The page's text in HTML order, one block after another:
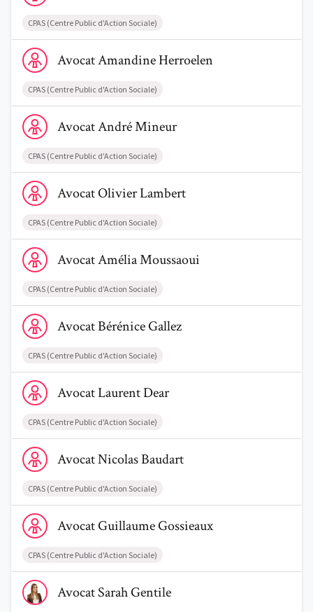
Trouve un avocat
Qui sommes-nous
CPAS (Centre Public d'Action Sociale)
Voir le profil de AvocatAmandine Herroelen
AvocatAmandineHerroelen
CPAS (Centre Public d'Action Sociale)
Voir le profil de AvocatAndré Mineur
AvocatAndréMineur
CPAS (Centre Public d'Action Sociale)
Voir le profil de AvocatOlivier Lambert
AvocatOlivierLambert
CPAS (Centre Public d'Action Sociale)
Voir le profil de AvocatAmélia Moussaoui
AvocatAméliaMoussaoui
CPAS (Centre Public d'Action Sociale)
Voir le profil de AvocatBérénice Gallez
AvocatBéréniceGallez
CPAS (Centre Public d'Action Sociale)
Voir le profil de AvocatLaurent Dear
AvocatLaurentDear
CPAS (Centre Public d'Action Sociale)
Voir le profil de AvocatNicolas Baudart
AvocatNicolasBaudart
CPAS (Centre Public d'Action Sociale)
Voir le profil de AvocatGuillaume Gossieaux
AvocatGuillaumeGossieaux
CPAS (Centre Public d'Action Sociale)
Voir le profil de AvocatSarah Gentile
AvocatSarahGentile